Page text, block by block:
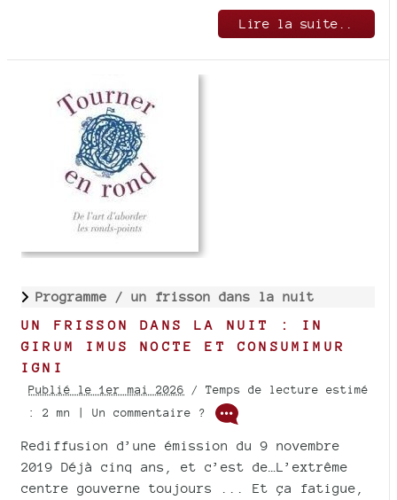
Lire la suite..
Programme / un frisson dans la nuit
UN FRISSON DANS LA NUIT : IN
GIRUM IMUS NOCTE ET CONSUMIMUR
IGNI
Publié le 1er mai 2026 / Temps de lecture estimé
: 2 mn | Un commentaire ?
Rediffusion d’une émission du 9 novembre
2019 Déjà cinq ans, et c’est de…L’extrême
centre gouverne toujours ... Et ça fatigue,